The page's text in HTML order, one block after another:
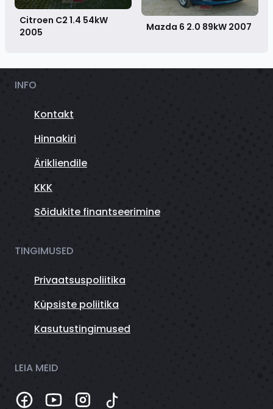
Citroen C2 1.4 54kW
2005
Mazda 6 2.0 89kW 2007
INFO
Kontakt
Hinnakiri
Ärikliendile
KKK
Sõidukite finantseerimine
TINGIMUSED
Privaatsuspoliitika
Küpsiste poliitika
Kasutustingimused
LEIA MEID